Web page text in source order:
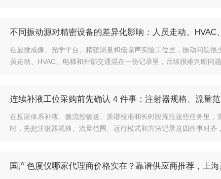
不同振动源对精密设备的差异化影响：人员走动、
在显微成像、光学平台、精密测量和低噪声实验工位里，振动问题
员走动、HVAC、电梯和外部交通混在一份记录里，后续很难判断问
连续补液工位采购前先确认 4 件事：注射器规格、流量
在反应体系补液、微流控输送、质谱校准和长时段灌注这些任务里
时，先把注射器规格、流量范围、运行模式和方法记录这四件事对齐
国产色度仪哪家代理商价格实在？靠谱供应商推荐，上